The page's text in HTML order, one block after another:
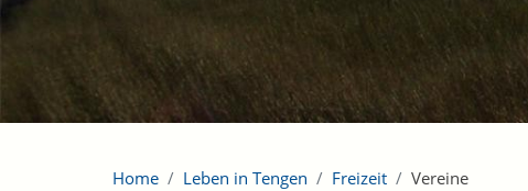
Home Leben in Tengen Freizeit Vereine